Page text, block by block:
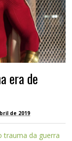
era de
de 2019
trauma da guerra